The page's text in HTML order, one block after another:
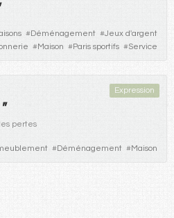
#Déménagement #Jeux d'argent
#Maison #Paris sportifs #Service
Expression
"
pertes
#Déménagement #Maison